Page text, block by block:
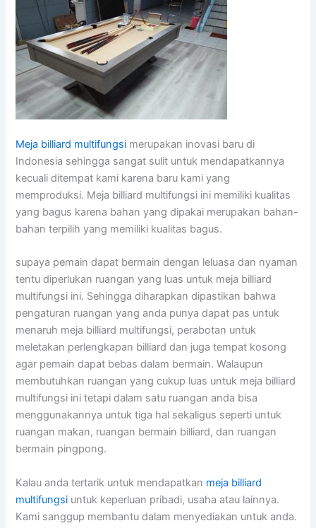
Meja billiard multifungsi merupakan inovasi baru di
Indonesia sehingga sangat sulit untuk mendapatkannya
kecuali ditempat kami karena baru kami yang
memproduksi. Meja billiard multifungsi ini memiliki kualitas
yang bagus karena bahan yang dipakai merupakan bahan-
bahan terpilih yang memiliki kualitas bagus.
supaya pemain dapat bermain dengan leluasa dan nyaman
tentu diperlukan ruangan yang luas untuk meja billiard
multifungsi ini. Sehingga diharapkan dipastikan bahwa
pengaturan ruangan yang anda punya dapat pas untuk
menaruh meja billiard multifungsi, perabotan untuk
meletakan perlengkapan billiard dan juga tempat kosong
agar pemain dapat bebas dalam bermain. Walaupun
membutuhkan ruangan yang cukup luas untuk meja billiard
multifungsi ini tetapi dalam satu ruangan anda bisa
menggunakannya untuk tiga hal sekaligus seperti untuk
ruangan makan, ruangan bermain billiard, dan ruangan
bermain pingpong.
Kalau anda tertarik untuk mendapatkan meja billiard
multifungsi untuk keperluan pribadi, usaha atau lainnya.
Kami sanggup membantu dalam menyediakan untuk anda.